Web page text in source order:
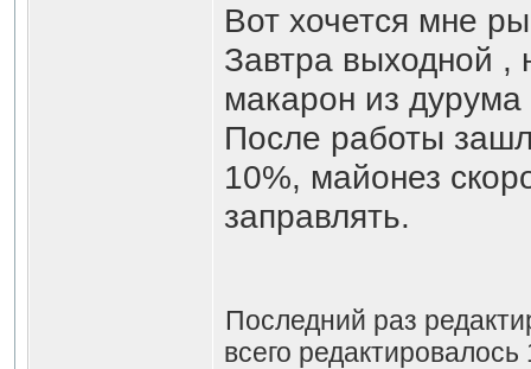
Вот хочется мне
Завтра выходной ,
макарон из дурума
После работы
10%, майонез
заправлять.
Последний раз
всего редактировалось